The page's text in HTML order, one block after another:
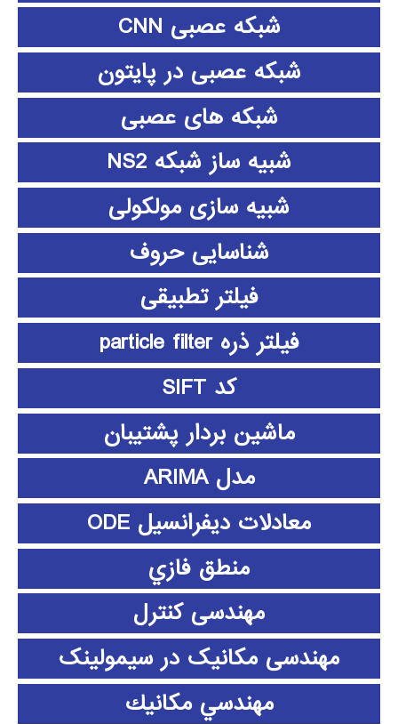
شبکه عصبی CNN
شبکه عصبی در پایتون
شبکه های عصبی
شبیه ساز شبکه NS2
شبیه سازی مولکولی
شناسایی حروف
فیلتر تطبیقی
فیلتر ذره particle filter
کد SIFT
ماشین بردار پشتیبان
مدل ARIMA
معادلات دیفرانسیل ODE
منطق فازي
مهندسی کنترل
مهندسی مکانیک در سیمولینک
مهندسي مكانيك